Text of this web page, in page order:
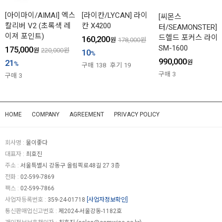
[아이마이/AIMAI] 엑스
칼리버 V2 (초록색 레
이져 포인트)
175,000원 220,000원
21 %
구매 3
[라이칸/LYCAN] 라이
칸 X4200
160,200원 178,000원
10%
구매 138 후기 19
[씨몬스
터/SEAMONSTER]
드헬드 포커스 라이
SM-1600
990,000원
구매 3
HOME COMPANY AGREEMENT PRIVACY POLICY
회사명 : 물이좋다
대표자 : 최호진
주소 : 서울특별시 강동구 올림픽로48길 27 3층
전화 : 02-599-7869
팩스 : 02-599-7866
사업자등록번호 : 359-24-01718 [사업자정보확인]
통신판매업신고번호 : 제2024-서울강동-1182호